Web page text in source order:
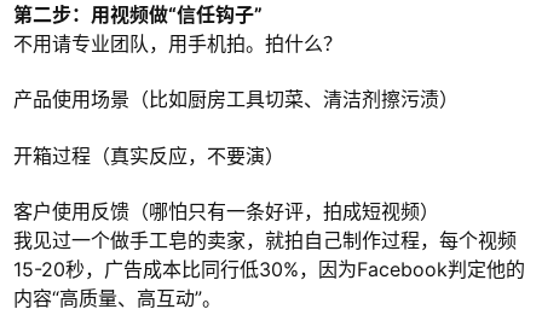
第二步：用视频做“信任钩子”
不用请专业团队，用手机拍。拍什么？
产品使用场景（比如厨房工具切菜、清洁剂擦污渍）
开箱过程（真实反应，不要演）
客户使用反馈（哪怕只有一条好评，拍成短视频）
我见过一个做手工皂的卖家，就拍自己制作过程，每个视频
15-20秒，广告成本比同行低30%，因为Facebook判定他的
内容“高质量、高互动”。